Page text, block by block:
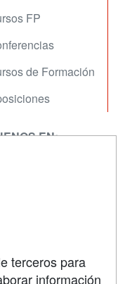
FP
de Formación
EN:
terceros para
información